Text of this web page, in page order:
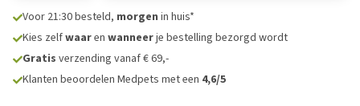
Voor 21:30 besteld, morgen in huis*
Kies zelfwaaren wanneerje bestelling bezorgd wordt
Gratis verzending vanaf € 69,-
Klanten beoordelen Medpets met een 4,6/5